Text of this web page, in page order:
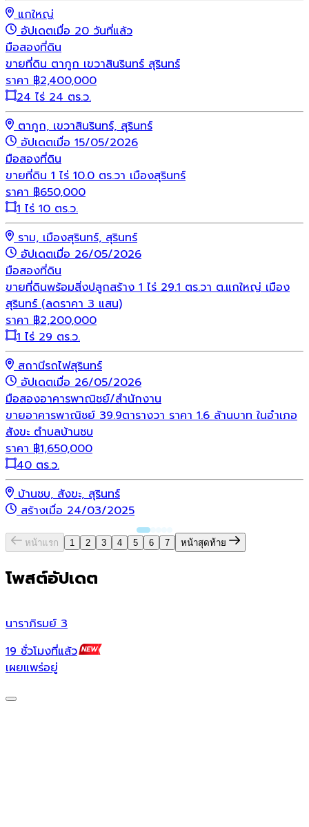
แกใหญ่
อัปเดตเมื่อ 20 วันที่แล้ว
มือสองที่ดิน
ขายที่ดิน ตากูก เขวาสินรินทร์ สุรินทร์
ราคา ฿2,400,000
24 ไร่ 24 ตร.ว.
ตากูก, เขวาสินรินทร์, สุรินทร์
อัปเดตเมื่อ 15/05/2026
มือสองที่ดิน
ขายที่ดิน 1 ไร่ 10.0 ตร.วา เมืองสุรินทร์
ราคา ฿650,000
1 ไร่ 10 ตร.ว.
ราม, เมืองสุรินทร์, สุรินทร์
อัปเดตเมื่อ 26/05/2026
มือสองที่ดิน
ขายที่ดินพร้อมสิ่งปลูกสร้าง 1 ไร่ 29.1 ตร.วา ต.แกใหญ่ เมือง
สุรินทร์ (ลดราคา 3 แสน)
ราคา ฿2,200,000
1 ไร่ 29 ตร.ว.
สถานีรถไฟสุรินทร์
อัปเดตเมื่อ 26/05/2026
มือสองอาคารพาณิชย์/สำนักงาน
ขายอาคารพาณิชย์ 39.9ตารางวา ราคา 1.6 ล้านบาท ในอำเภอ
สังขะ ตำบลบ้านชบ
ราคา ฿1,650,000
40 ตร.ว.
บ้านชบ, สังขะ, สุรินทร์
สร้างเมื่อ 24/03/2025
หน้าแรก 1 2 3 4 5 6 7 หน้าสุดท้าย
โพสต์อัปเดต
นาราภิรมย์ 3
19 ชั่วโมงที่แล้ว
เผยแพร่อยู่